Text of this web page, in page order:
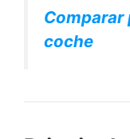
Comparar
coche